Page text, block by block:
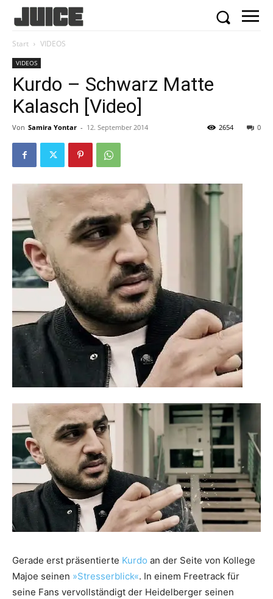
Start VIDEOS
VIDEOS
Kurdo – Schwarz Matte
Kalasch [Video]
Von Samira Yontar - 12. September 2014 0
2654
Gerade erst präsentierte Kurdo an der Seite von Kollege
Majoe seinen »Stresserblick«. In einem Freetrack für
seine Fans vervollständigt der Heidelberger seinen